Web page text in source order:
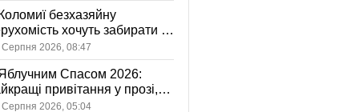
безхазяйну
хочуть забирати у
громади: що це
Серпня 2026, 08:47
Спасом 2026:
привітання у прозі,
та картинках
Серпня 2026, 05:04